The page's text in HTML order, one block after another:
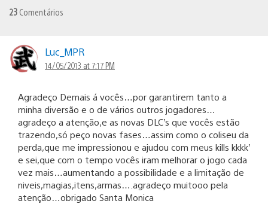
23 Comentários
Luc_MPR
14/05/2013 at 7:17 PM
Agradeço Demais á vocês…por garantirem tanto a
minha diversão e o de vários outros jogadores…
agradeço a atenção,e as novas DLC’s que vocês estão
trazendo,só peço novas fases…assim como o coliseu da
perda,que me impressionou e ajudou com meus kills kkkk’
e sei,que com o tempo vocês iram melhorar o jogo cada
vez mais…aumentando a possibilidade e a limitação de
niveis,magias,itens,armas….agradeço muitooo pela
atenção…obrigado Santa Monica